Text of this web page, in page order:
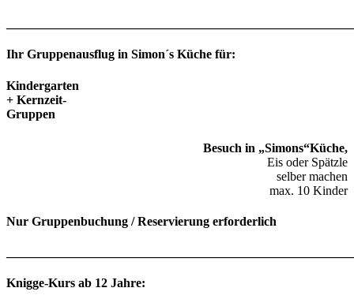
Ihr Gruppenausflug in Simon´s Küche für:
Kindergarten
+ Kernzeit-
Gruppen
Besuch in „Simons“Küche,
Eis oder Spätzle
selber machen
max. 10 Kinder
Nur Gruppenbuchung / Reservierung erforderlich
Knigge-Kurs ab 12 Jahre: